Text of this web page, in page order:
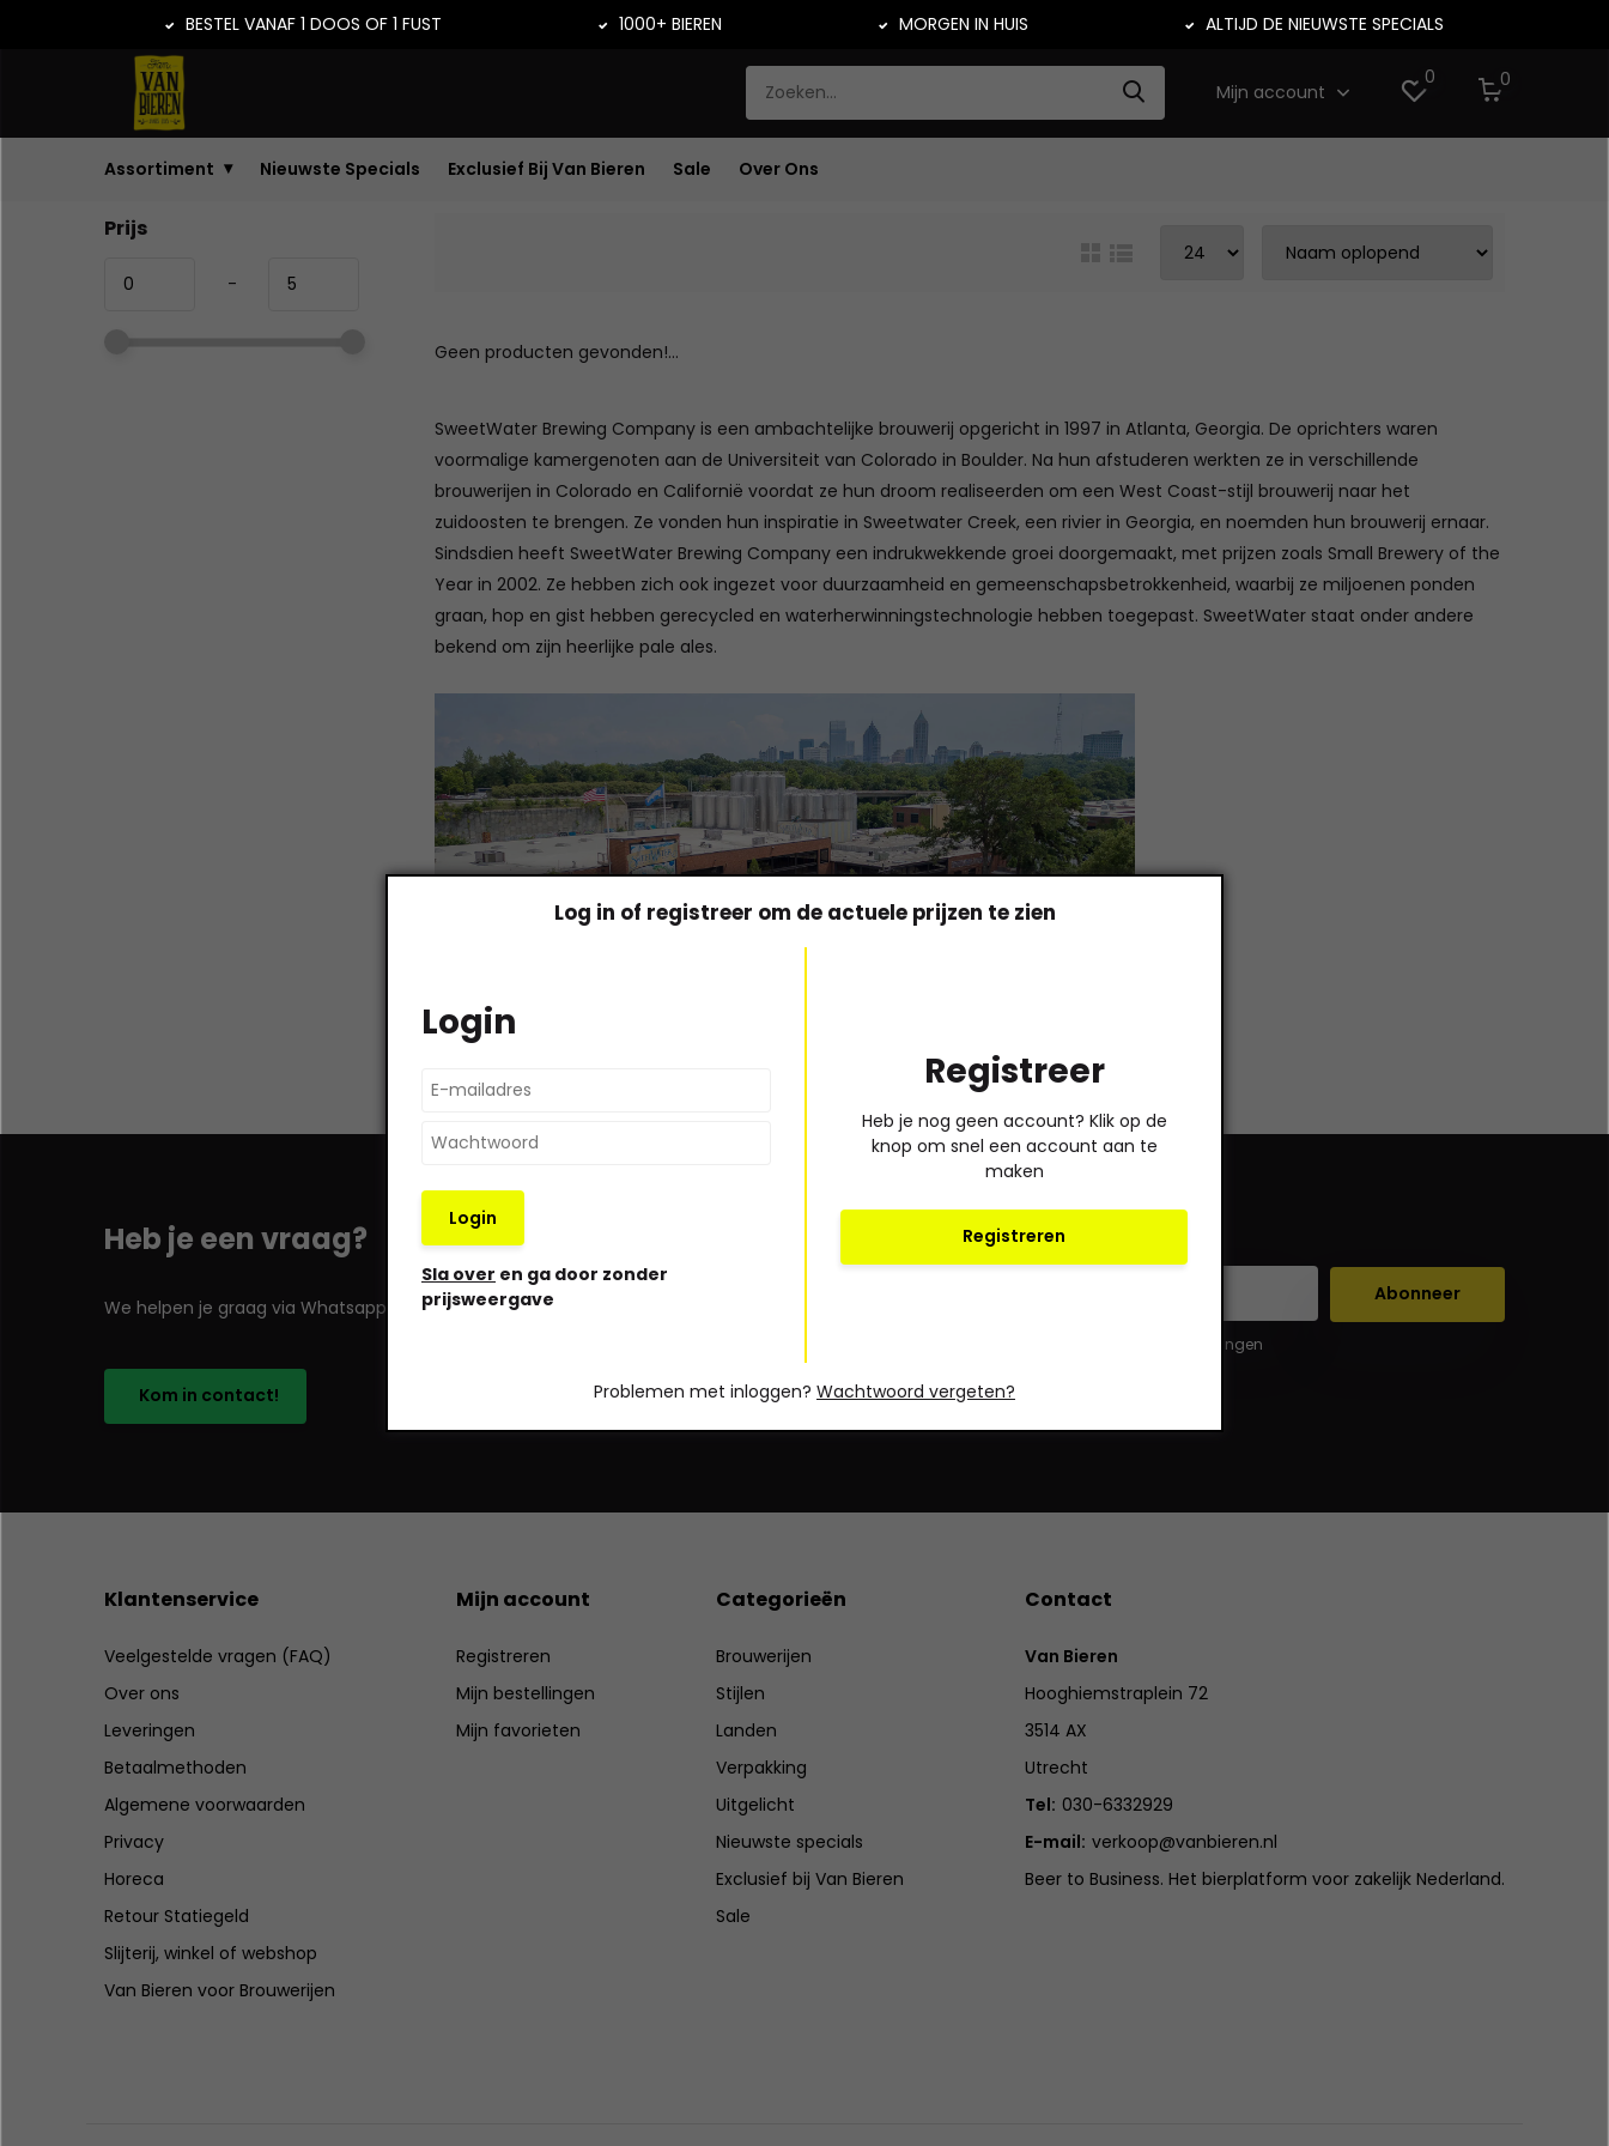
BESTEL VANAF 1 DOOS OF 1 FUST 1000+ BIEREN MORGEN IN HUIS ALTIJD DE NIEUWSTE SPECIALS
Mijn account
0 0
Assortiment Nieuwste Specials Exclusief Bij Van Bieren Sale Over Ons
Log in of registreer om de actuele prijzen te zien
Login
Login
Sla over en ga door zonder
prijsweergave
Registreer
Heb je nog geen account? Klik op de
knop om snel een account aan te
maken
Registreren
Problemen met inloggen? Wachtwoord vergeten?
Prijs
-
Geen producten gevonden!...
SweetWater Brewing Company is een ambachtelijke brouwerij opgericht in 1997 in Atlanta, Georgia. De oprichters waren
voormalige kamergenoten aan de Universiteit van Colorado in Boulder. Na hun afstuderen werkten ze in verschillende
brouwerijen in Colorado en Californië voordat ze hun droom realiseerden om een West Coast-stijl brouwerij naar het
zuidoosten te brengen. Ze vonden hun inspiratie in Sweetwater Creek, een rivier in Georgia, en noemden hun brouwerij ernaar.
Sindsdien heeft SweetWater Brewing Company een indrukwekkende groei doorgemaakt, met prijzen zoals Small Brewery of the
Year in 2002. Ze hebben zich ook ingezet voor duurzaamheid en gemeenschapsbetrokkenheid, waarbij ze miljoenen ponden
graan, hop en gist hebben gerecycled en waterherwinningstechnologie hebben toegepast. SweetWater staat onder andere
bekend om zijn heerlijke pale ales.
Heb je een vraag?
We helpen je graag via Whatsapp!
Kom in contact!
Abonneer
* Lees hier de wettelijke beperkingen
Klantenservice
Veelgestelde vragen (FAQ)
Over ons
Leveringen
Betaalmethoden
Algemene voorwaarden
Privacy
Horeca
Retour Statiegeld
Slijterij, winkel of webshop
Van Bieren voor Brouwerijen
Mijn account
Registreren
Mijn bestellingen
Mijn favorieten
Categorieën
Brouwerijen
Stijlen
Landen
Verpakking
Uitgelicht
Nieuwste specials
Exclusief bij Van Bieren
Sale
Contact
Van Bieren
Hooghiemstraplein 72
3514 AX
Utrecht
Tel: 030-6332929
E-mail: verkoop@vanbieren.nl
Beer to Business. Het bierplatform voor zakelijk Nederland.